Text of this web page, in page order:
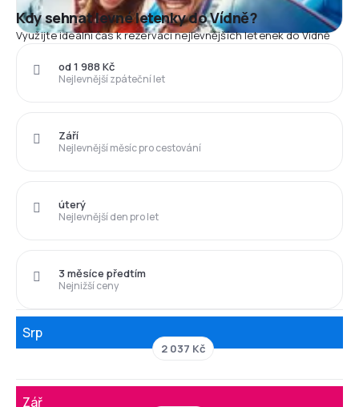
Kdy sehnat levné letenky do Vídně?
Využijte ideální čas k rezervaci nejlevnějších letenek do Vídně
Nejlevnější zpáteční let
od 1 988 Kč
Nejlevnější měsíc pro cestování
Září
Nejlevnější den pro let
úterý
Nejnižší ceny
3 měsíce předtím
Srp
2 037 Kč
Zář